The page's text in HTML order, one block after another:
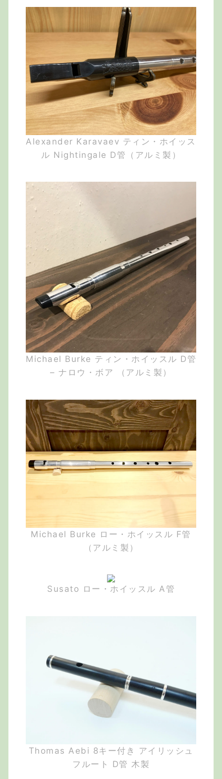
Alexander Karavaev ティン・ホイッス
ル Nightingale D管（アルミ製）
Michael Burke ティン・ホイッスル D管
– ナロウ・ボア （アルミ製）
Michael Burke ロー・ホイッスル F管
（アルミ製）
Susato ロー・ホイッスル A管
Thomas Aebi 8キー付き アイリッシュ
フルート D管 木製